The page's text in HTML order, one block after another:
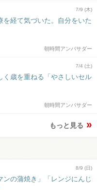
7/9 (木)
を経て気づいた。自分をいた
朝時間アンバサダー
7/4 (土)
く歳を重ねる「やさしいセル
朝時間アンバサダー
もっと見る
8/9 (日)
ンの蒲焼き」「レンジにんじ